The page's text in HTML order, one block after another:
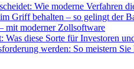
Wie moderne Verfahren
Griff behalten – so gelingt der
mit moderner Zollsoftware
diese Sorte für Investoren
werden: So meistern